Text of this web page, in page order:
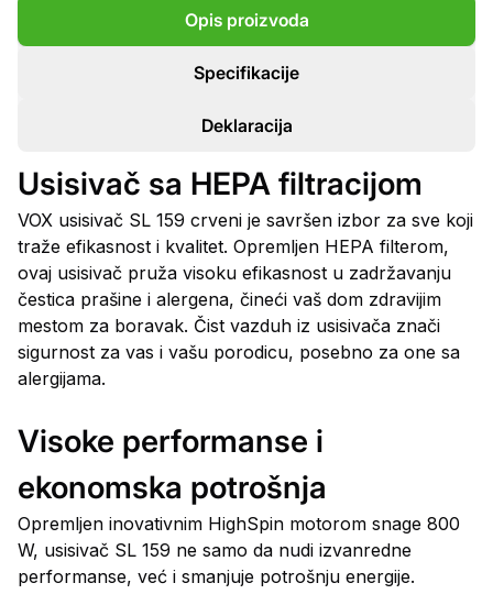
Opis proizvoda
Specifikacije
Deklaracija
Usisivač sa HEPA filtracijom
VOX usisivač SL 159 crveni je savršen izbor za sve koji
traže efikasnost i kvalitet. Opremljen HEPA filterom,
ovaj usisivač pruža visoku efikasnost u zadržavanju
čestica prašine i alergena, čineći vaš dom zdravijim
mestom za boravak. Čist vazduh iz usisivača znači
sigurnost za vas i vašu porodicu, posebno za one sa
alergijama.
Visoke performanse i
ekonomska potrošnja
Opremljen inovativnim HighSpin motorom snage 800
W, usisivač SL 159 ne samo da nudi izvanredne
performanse, već i smanjuje potrošnju energije.